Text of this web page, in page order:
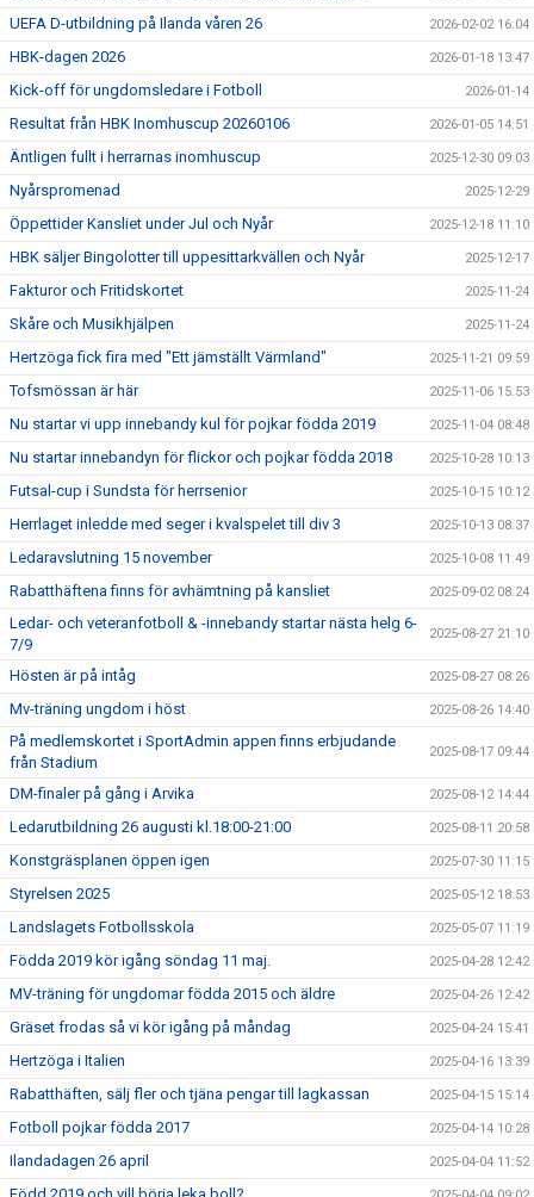
UEFA D-utbildning på Ilanda våren 26 2026-02-02 16:04
HBK-dagen 2026 2026-01-18 13:47
Kick-off för ungdomsledare i Fotboll 2026-01-14
Resultat från HBK Inomhuscup 20260106 2026-01-05 14:51
Äntligen fullt i herrarnas inomhuscup 2025-12-30 09:03
Nyårspromenad 2025-12-29
Öppettider Kansliet under Jul och Nyår 2025-12-18 11:10
HBK säljer Bingolotter till uppesittarkvällen och Nyår 2025-12-17
Fakturor och Fritidskortet 2025-11-24
Skåre och Musikhjälpen 2025-11-24
Hertzöga fick fira med "Ett jämställt Värmland" 2025-11-21 09:59
Tofsmössan är här 2025-11-06 15:53
Nu startar vi upp innebandy kul för pojkar födda 2019 2025-11-04 08:48
Nu startar innebandyn för flickor och pojkar födda 2018 2025-10-28 10:13
Futsal-cup i Sundsta för herrsenior 2025-10-15 10:12
Herrlaget inledde med seger i kvalspelet till div 3 2025-10-13 08:37
Ledaravslutning 15 november 2025-10-08 11:49
Rabatthäftena finns för avhämtning på kansliet 2025-09-02 08:24
Ledar- och veteranfotboll & -innebandy startar nästa helg 6-
7/9
2025-08-27 21:10
Hösten är på intåg 2025-08-27 08:26
Mv-träning ungdom i höst 2025-08-26 14:40
På medlemskortet i SportAdmin appen finns erbjudande
från Stadium
2025-08-17 09:44
DM-finaler på gång i Arvika 2025-08-12 14:44
Ledarutbildning 26 augusti kl.18:00-21:00 2025-08-11 20:58
Konstgräsplanen öppen igen 2025-07-30 11:15
Styrelsen 2025 2025-05-12 18:53
Landslagets Fotbollsskola 2025-05-07 11:19
Födda 2019 kör igång söndag 11 maj. 2025-04-28 12:42
MV-träning för ungdomar födda 2015 och äldre 2025-04-26 12:42
Gräset frodas så vi kör igång på måndag 2025-04-24 15:41
Hertzöga i Italien 2025-04-16 13:39
Rabatthäften, sälj fler och tjäna pengar till lagkassan 2025-04-15 15:14
Fotboll pojkar födda 2017 2025-04-14 10:28
Ilandadagen 26 april 2025-04-04 11:52